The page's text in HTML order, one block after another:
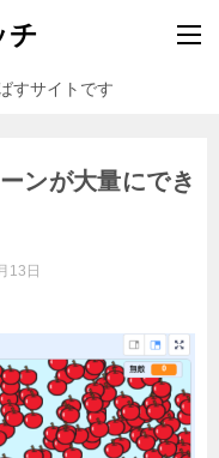
チ
すサイトです
ンが大量にでき
13日